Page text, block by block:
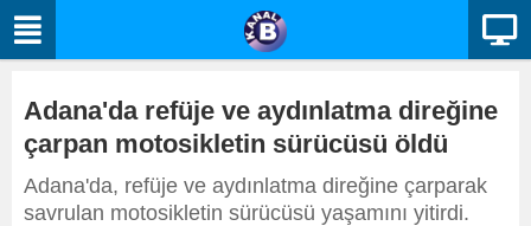
Adana'da refüje ve aydınlatma direğine
çarpan motosikletin sürücüsü öldü
Adana'da, refüje ve aydınlatma direğine çarparak
savrulan motosikletin sürücüsü yaşamını yitirdi.